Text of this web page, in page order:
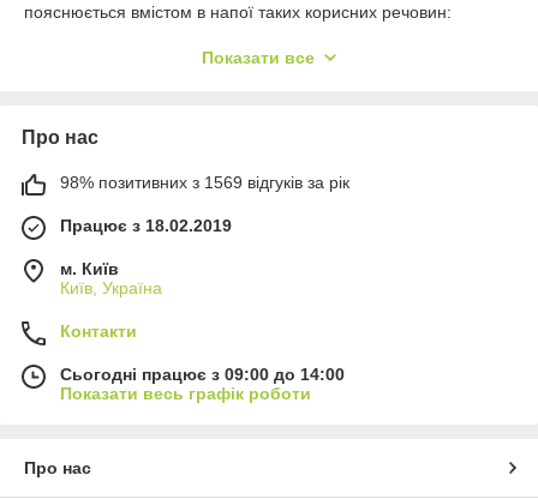
пояснюється вмістом в напої таких корисних речовин:
амінокислот;
кофеїну;
тіаміну;
рибофлавіну;
токоферолу;
флавонида;
мінералів;
ефірних олій;
Завдяки їм міцний зелений чай надає позитивний вплив на
Показати все
Про нас
98% позитивних з 1569 відгуків за рік
Працює з 18.02.2019
м. Київ
Київ, Україна
Контакти
Сьогодні працює з 09:00 до 14:00
Показати весь графік роботи
Про нас